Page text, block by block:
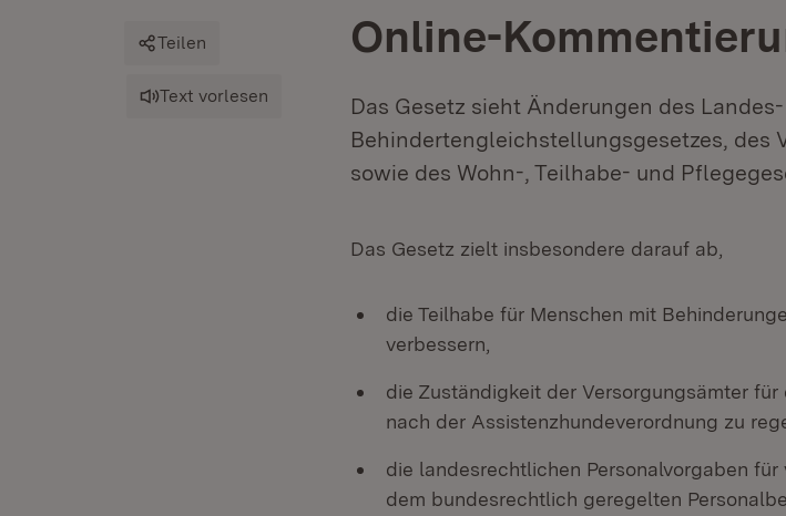
Online-
Das Gesetz sieht Änderungen des Landes-
Behindertengleichstellungsgesetzes, des
sowie des Wohn-, Teilhabe- und
Teilen
Text vorlesen
Das Gesetz zielt insbesondere darauf ab,
die Teilhabe für Menschen mit
verbessern,
die Zuständigkeit der Versorgungsämter
nach der Assistenzhundeverordnung zu
die landesrechtlichen Personalvorgaben
dem bundesrechtlich geregelten